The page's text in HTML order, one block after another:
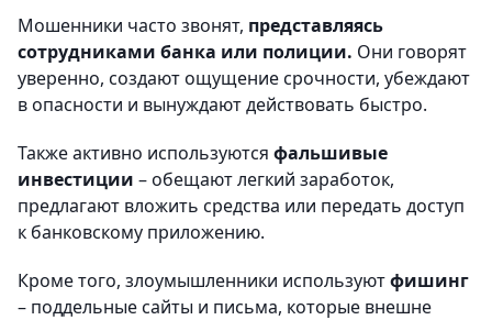
Мошенники часто звонят, представляясь
сотрудниками банка или полиции. Они говорят
уверенно, создают ощущение срочности, убеждают
в опасности и вынуждают действовать быстро.
Также активно используются фальшивые
инвестиции – обещают легкий заработок,
предлагают вложить средства или передать доступ
к банковскому приложению.
Кроме того, злоумышленники используютфишинг
– поддельные сайты и письма, которые внешне